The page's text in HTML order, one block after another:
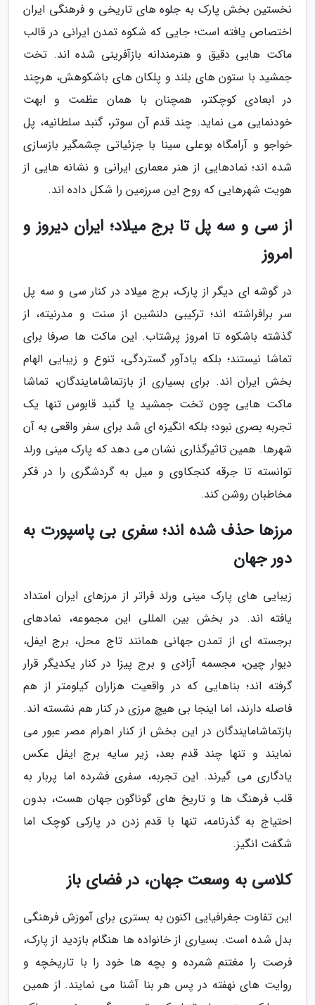
نخستین بخش پارک به جلوه های تاریخی و فرهنگی ایران
اختصاص یافته است؛ جایی که شکوه تمدن ایرانی در قالب
ماکت هایی دقیق و هنرمندانه بازآفرینی شده اند. تخت
جمشید با ستون های بلند و پلکان های باشکوهش، هرچند
در ابعادی کوچکتر، همچنان با همان عظمت و ابهت
خودنمایی می نماید. چند قدم آن سوتر، گنبد سلطانیه، پل
خواجو و آرامگاه بوعلی سینا با جزئیاتی چشمگیر بازسازی
شده اند؛ نمادهایی از هنر معماری ایرانی و نشانه هایی از
هویت شهرهایی که روح این سرزمین را شکل داده اند.
از سی و سه پل تا برج میلاد؛ ایران دیروز و
امروز
در گوشه ای دیگر از پارک، برج میلاد در کنار سی و سه پل
سر برافراشته اند؛ ترکیبی دلنشین از سنت و مدرنیته، از
گذشته باشکوه تا امروز پرشتاب. این ماکت ها صرفا برای
تماشا نیستند؛ بلکه یادآور گستردگی، تنوع و زیبایی الهام
بخش ایران اند. برای بسیاری از بازتماشامایندگان، تماشا
ماکت هایی چون تخت جمشید یا گنبد قابوس تنها یک
تجربه بصری نبود؛ بلکه انگیزه ای شد برای سفر واقعی به آن
شهرها. همین تاثیرگذاری نشان می دهد که پارک مینی ورلد
توانسته تا جرقه کنجکاوی و میل به گردشگری را در فکر
مخاطبان روشن کند.
مرزها حذف شده اند؛ سفری بی پاسپورت به
دور جهان
زیبایی های پارک مینی ورلد فراتر از مرزهای ایران امتداد
یافته اند. در بخش بین المللی این مجموعه، نمادهای
برجسته ای از تمدن جهانی همانند تاج محل، برج ایفل،
دیوار چین، مجسمه آزادی و برج پیزا در کنار یکدیگر قرار
گرفته اند؛ بناهایی که در واقعیت هزاران کیلومتر از هم
فاصله دارند، اما اینجا بی هیچ مرزی در کنار هم نشسته اند.
بازتماشامایندگان در این بخش از کنار اهرام مصر عبور می
نمایند و تنها چند قدم بعد، زیر سایه برج ایفل عکس
یادگاری می گیرند. این تجربه، سفری فشرده اما پربار به
قلب فرهنگ ها و تاریخ های گوناگون جهان هست، بدون
احتیاج به گذرنامه، تنها با قدم زدن در پارکی کوچک اما
شگفت انگیز.
کلاسی به وسعت جهان، در فضای باز
این تفاوت جغرافیایی اکنون به بستری برای آموزش فرهنگی
بدل شده است. بسیاری از خانواده ها هنگام بازدید از پارک،
فرصت را مغتنم شمرده و بچه ها خود را با تاریخچه و
روایت های نهفته در پس هر بنا آشنا می نمایند. از همین